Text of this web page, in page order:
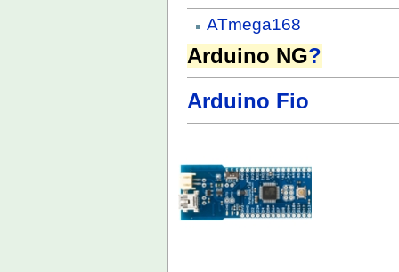
ATmega168
Arduino NG?
Arduino Fio